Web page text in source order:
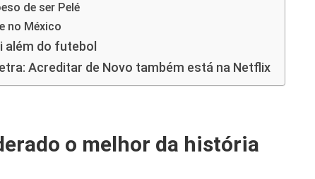
de ser Pelé
no México
além do futebol
Acreditar de Novo também está na Netflix
o melhor da história